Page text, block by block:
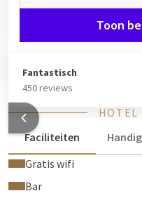
Toon
Fantastisch
450 reviews
HOTEL
Faciliteiten
Gratis wifi
Bar